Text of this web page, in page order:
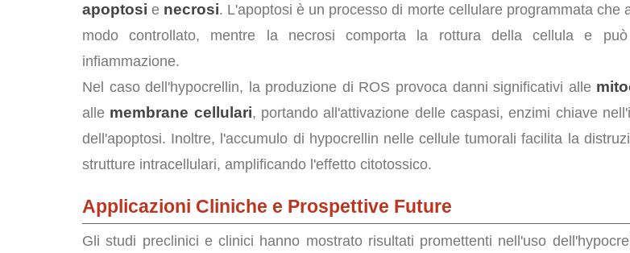
apoptosi e necrosi. L'apoptosi è un processo di morte cellulare programmata che
modo controllato, mentre la necrosi comporta la rottura della cellula e può
infiammazione.
Nel caso dell'hypocrellin, la produzione di ROS provoca danni significativi alle
alle membrane cellulari, portando all'attivazione delle caspasi, enzimi chiave
dell'apoptosi. Inoltre, l'accumulo di hypocrellin nelle cellule tumorali facilita la
strutture intracellulari, amplificando l'effetto citotossico.
Applicazioni Cliniche e Prospettive Future
Gli studi preclinici e clinici hanno mostrato risultati promettenti nell'uso